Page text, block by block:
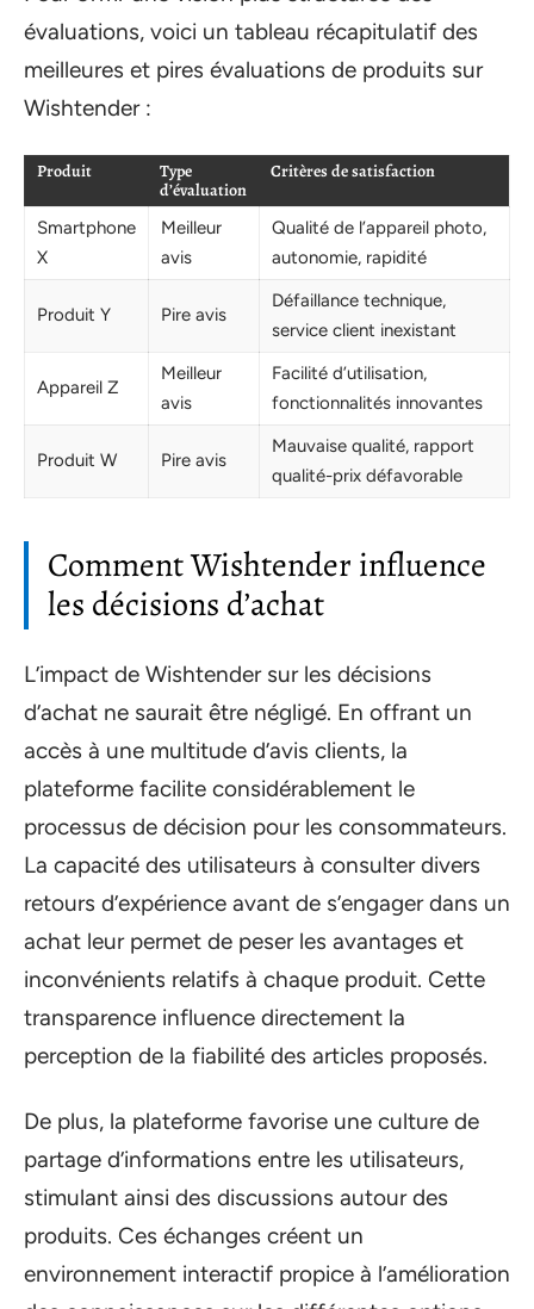
évaluations, voici un tableau récapitulatif des
meilleures et pires évaluations de produits sur
Wishtender :
Produit
Type
d’évaluation
Critères de satisfaction
Smartphone
X
Meilleur
avis
Qualité de l’appareil photo,
autonomie, rapidité
Produit Y Pire avis
Défaillance technique,
service client inexistant
Appareil Z
Meilleur
avis
Facilité d’utilisation,
fonctionnalités innovantes
Produit W Pire avis
Mauvaise qualité, rapport
qualité-prix défavorable
Comment Wishtender influence
les décisions d’achat
L’impact de Wishtender sur les décisions
d’achat ne saurait être négligé. En offrant un
accès à une multitude d’avis clients, la
plateforme facilite considérablement le
processus de décision pour les consommateurs.
La capacité des utilisateurs à consulter divers
retours d’expérience avant de s’engager dans un
achat leur permet de peser les avantages et
inconvénients relatifs à chaque produit. Cette
transparence influence directement la
perception de la fiabilité des articles proposés.
De plus, la plateforme favorise une culture de
partage d’informations entre les utilisateurs,
stimulant ainsi des discussions autour des
produits. Ces échanges créent un
environnement interactif propice à l’amélioration